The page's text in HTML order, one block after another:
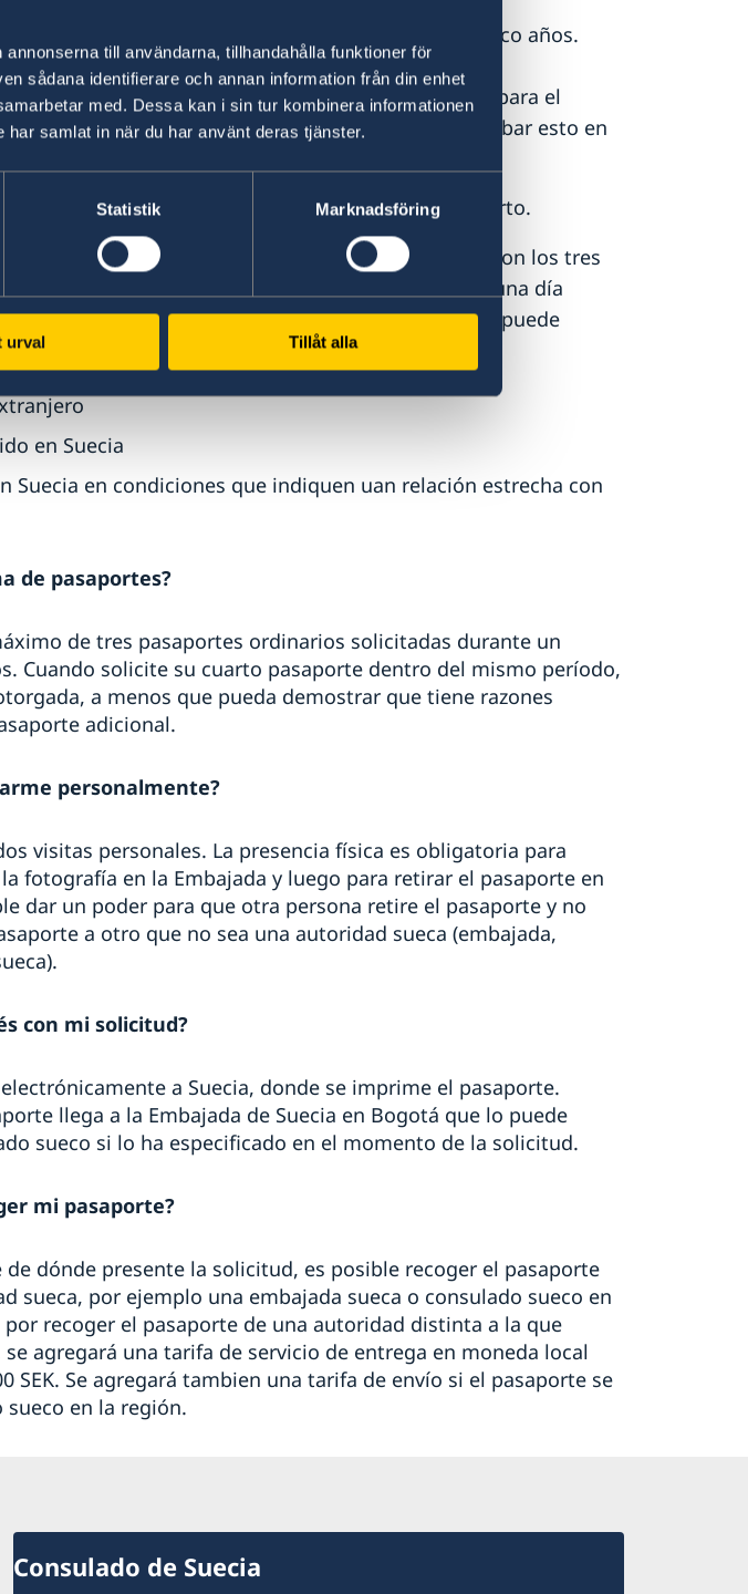
till användarna, tillhandahålla funktioner för
sådana identifierare och annan information från din enhet
med. Dessa kan i sin tur kombinera informationen
samlat in när du har använt deras tjänster.
Statistik Marknadsföring
urval Tillåt alla
tarjeta de identificación nacional son válidos por cinco años.
de 12 años tienen una validez detres años
provisorio para un viaje específico y es válido para el
que necesita el solicitante. Debe ser posible comprobar esto en
el pasaporte tendrá un período de validez más corto.
solicitantesmenores de 22 años que cumplen con los tres
pueden tener una fecha de vigencia más larga que una día
cumpla 22 años porque al cumplir 22 años puede
sueca.
en Suecia
Suecia en condiciones que indiquen uan relación estrecha con
de pasaportes?
de tres pasaportes ordinarios solicitadas durante un
Cuando solicite su cuarto pasaporte dentro del mismo período,
a menos que pueda demostrar que tiene razones
adicional.
personalmente?
visitas personales. La presencia física es obligatoria para
fotografía en la Embajada y luego para retirar el pasaporte en
dar un poder para que otra persona retire el pasaporte y no
a otro que no sea una autoridad sueca (embajada,
con mi solicitud?
a Suecia, donde se imprime el pasaporte.
llega a la Embajada de Suecia en Bogotá que lo puede
sueco si lo ha especificado en el momento de la solicitud.
mi pasaporte?
dónde presente la solicitud, es posible recoger el pasaporte
sueca, por ejemplo una embajada sueca o consulado sueco en
recoger el pasaporte de una autoridad distinta a la que
agregará una tarifa de servicio de entrega en moneda local
SEK. Se agregará tambien una tarifa de envío si el pasaporte se
sueco en la región.
Consulado de Suecia